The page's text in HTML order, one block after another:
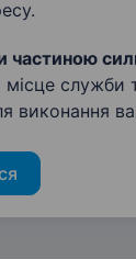
частиною
служби
виконання